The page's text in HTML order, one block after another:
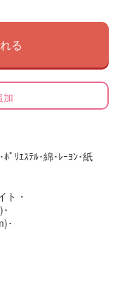
る
加
ﾟﾘｴｽﾃﾙ･綿･ﾚｰﾖﾝ･紙
ト・
･